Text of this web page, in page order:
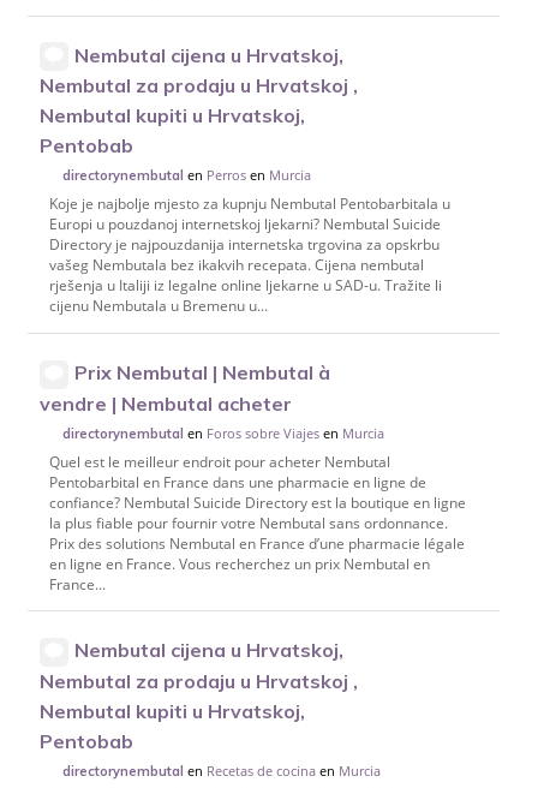
Nembutal cijena u Hrvatskoj,
Nembutal za prodaju u Hrvatskoj ,
Nembutal kupiti u Hrvatskoj,
Pentobab
directorynembutal en Perros en Murcia
Koje je najbolje mjesto za kupnju Nembutal Pentobarbitala u
Europi u pouzdanoj internetskoj ljekarni? Nembutal Suicide
Directory je najpouzdanija internetska trgovina za opskrbu
vašeg Nembutala bez ikakvih recepata. Cijena nembutal
rješenja u Italiji iz legalne online ljekarne u SAD-u. Tražite li
cijenu Nembutala u Bremenu u...
Prix Nembutal | Nembutal à
vendre | Nembutal acheter
directorynembutal en Foros sobre Viajes en Murcia
Quel est le meilleur endroit pour acheter Nembutal
Pentobarbital en France dans une pharmacie en ligne de
confiance? Nembutal Suicide Directory est la boutique en ligne
la plus fiable pour fournir votre Nembutal sans ordonnance.
Prix des solutions Nembutal en France d’une pharmacie légale
en ligne en France. Vous recherchez un prix Nembutal en
France...
Nembutal cijena u Hrvatskoj,
Nembutal za prodaju u Hrvatskoj ,
Nembutal kupiti u Hrvatskoj,
Pentobab
directorynembutal en Recetas de cocina en Murcia